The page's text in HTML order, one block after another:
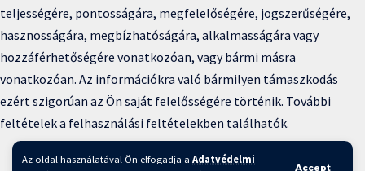
Az oldal használatával Ön elfogadja a Adatvédelmi
Accept
teljességére, pontosságára, megfelelőségére, jogszerűségére,
hasznosságára, megbízhatóságára, alkalmasságára vagy
hozzáférhetőségére vonatkozóan, vagy bármi másra
vonatkozóan. Az információkra való bármilyen támaszkodás
ezért szigorúan az Ön saját felelősségére történik. További
feltételek a felhasználási feltételekben találhatók.
Copyright © 2025 BFKH.hu